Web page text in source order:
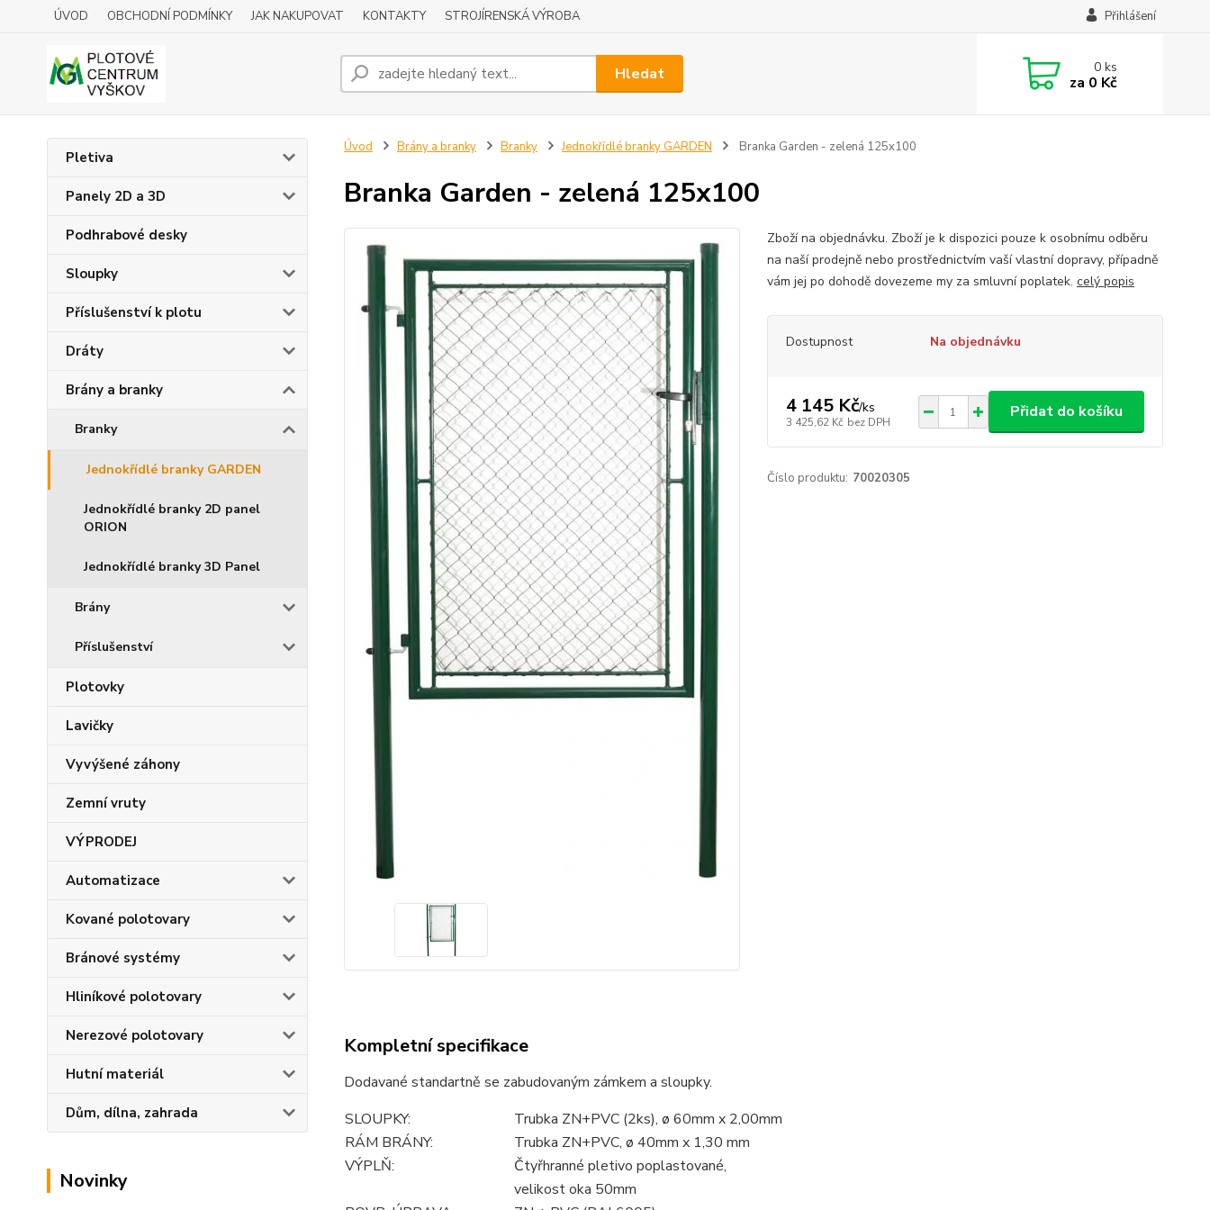
ÚVOD OBCHODNÍ PODMÍNKY JAK NAKUPOVAT KONTAKTY STROJÍRENSKÁ VÝROBA Přihlášení
Hledat 0ks
za 0 Kč
Pletiva
Panely 2D a 3D
Podhrabové desky
Sloupky
Příslušenství k plotu
Dráty
Brány a branky
Branky
Jednokřídlé branky GARDEN
Jednokřídlé branky 2D panel
ORION
Jednokřídlé branky 3D Panel
Brány
Příslušenství
Plotovky
Lavičky
Vyvýšené záhony
Zemní vruty
VÝPRODEJ
Automatizace
Kované polotovary
Bránové systémy
Hliníkové polotovary
Nerezové polotovary
Hutní materiál
Dům, dílna, zahrada
Novinky
Úvod Brány a branky Branky Jednokřídlé branky GARDEN Branka Garden - zelená 125x100
Branka Garden - zelená 125x100
Zboží na objednávku. Zboží je k dispozici pouze k osobnímu odběru
na naší prodejně nebo prostřednictvím vaší vlastní dopravy, případně
vám jej po dohodě dovezeme my za smluvní poplatek. celý popis
Dostupnost Na objednávku
4 145 Kč/ks
3 425,62 Kč bez DPH
Přidat do košíku
Číslo produktu: 70020305
Kompletní specifikace
Dodavané standartně se zabudovaným zámkem a sloupky.
SLOUPKY:
Trubka ZN+PVC (2ks), ø 60mm x 2,00mm
RÁM BRÁNY:
Trubka ZN+PVC, ø 40mm x 1,30 mm
VÝPLŇ:
Čtyřhranné pletivo poplastované,
velikost oka 50mm